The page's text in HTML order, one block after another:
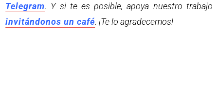
Telegram. Y si te es posible, apoya nuestro trabajo
invitándonos un café. ¡Te lo agradecemos!